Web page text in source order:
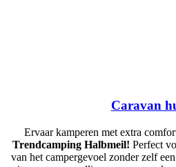
Caravan
Ervaar kamperen met extra
Trendcamping Halbmeil! Perfect
van het campergevoel zonder zelf